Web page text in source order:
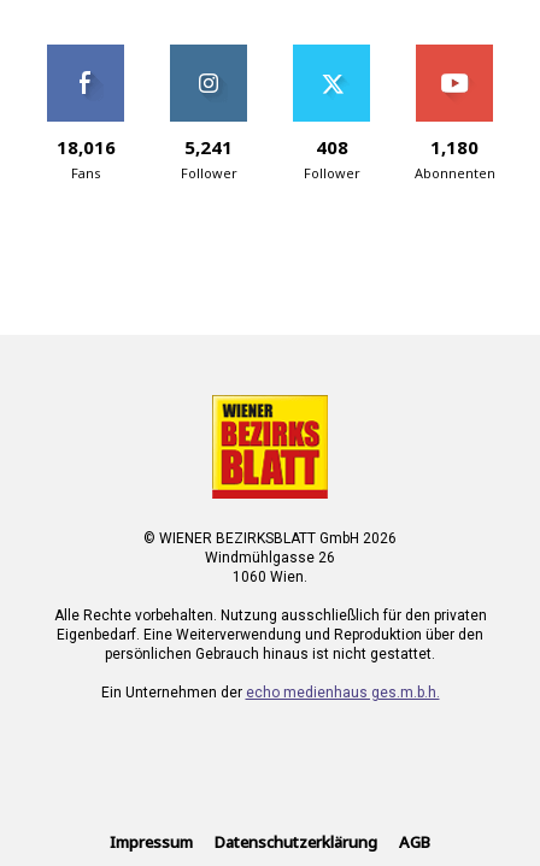
18,016
Fans
5,241
Follower
408
Follower
1,180
Abonnenten
© WIENER BEZIRKSBLATT GmbH 2026
Windmühlgasse 26
1060 Wien.
Alle Rechte vorbehalten. Nutzung ausschließlich für den privaten
Eigenbedarf. Eine Weiterverwendung und Reproduktion über den
persönlichen Gebrauch hinaus ist nicht gestattet.
Ein Unternehmen der echo medienhaus ges.m.b.h.
Impressum Datenschutzerklärung AGB